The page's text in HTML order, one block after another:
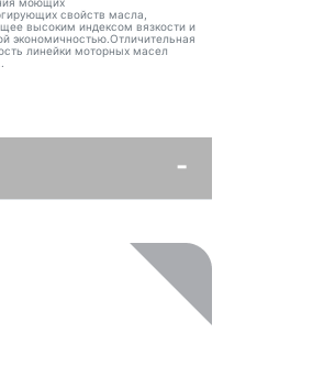
свойств масла,
высоким индексом вязкости и
экономичностью.Отличительная
линейки моторных масел